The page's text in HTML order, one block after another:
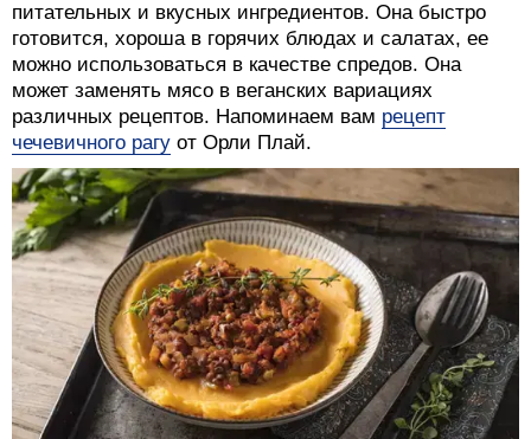
питательных и вкусных ингредиентов. Она быстро
готовится, хороша в горячих блюдах и салатах, ее
можно использоваться в качестве спредов. Она
может заменять мясо в веганских вариациях
различных рецептов. Напоминаем вам рецепт
чечевичного рагу от Орли Плай.